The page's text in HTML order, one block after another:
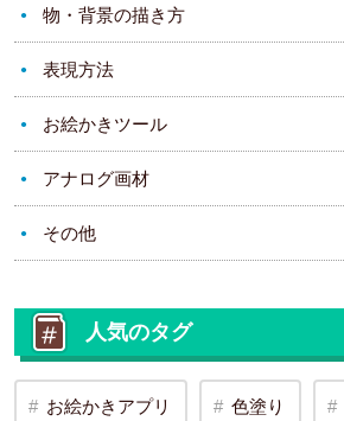
物・背景の描き方
表現方法
お絵かきツール
アナログ画材
その他
人気のタグ
お絵かきアプリ 色塗り